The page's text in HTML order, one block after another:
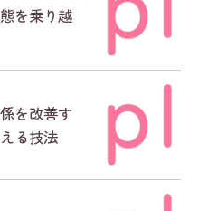
を乗り越
を改善す
る技法